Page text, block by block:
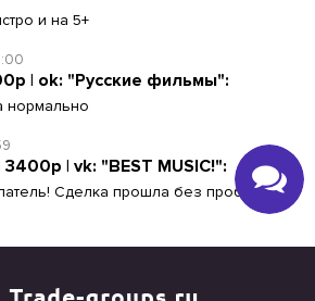
и на 5+
| ok: "Русские фильмы":
нормально
3400р | vk: "BEST MUSIC!":
Сделка прошла без проблем